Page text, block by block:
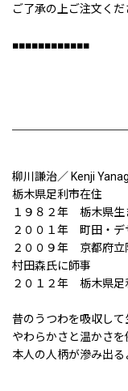
ご了承の上ご注文くだ
■■■■■■■■■■■■
柳川謙治／ Kenji
栃木県足利市在住
１９８２年 栃木県生
２００１年 町田・デ
２００９年 京都府
村田森氏に師事
２０１２年 栃木県足
昔のうつわを吸収して
やわらかさと温かさを
本人の人柄が滲み出る